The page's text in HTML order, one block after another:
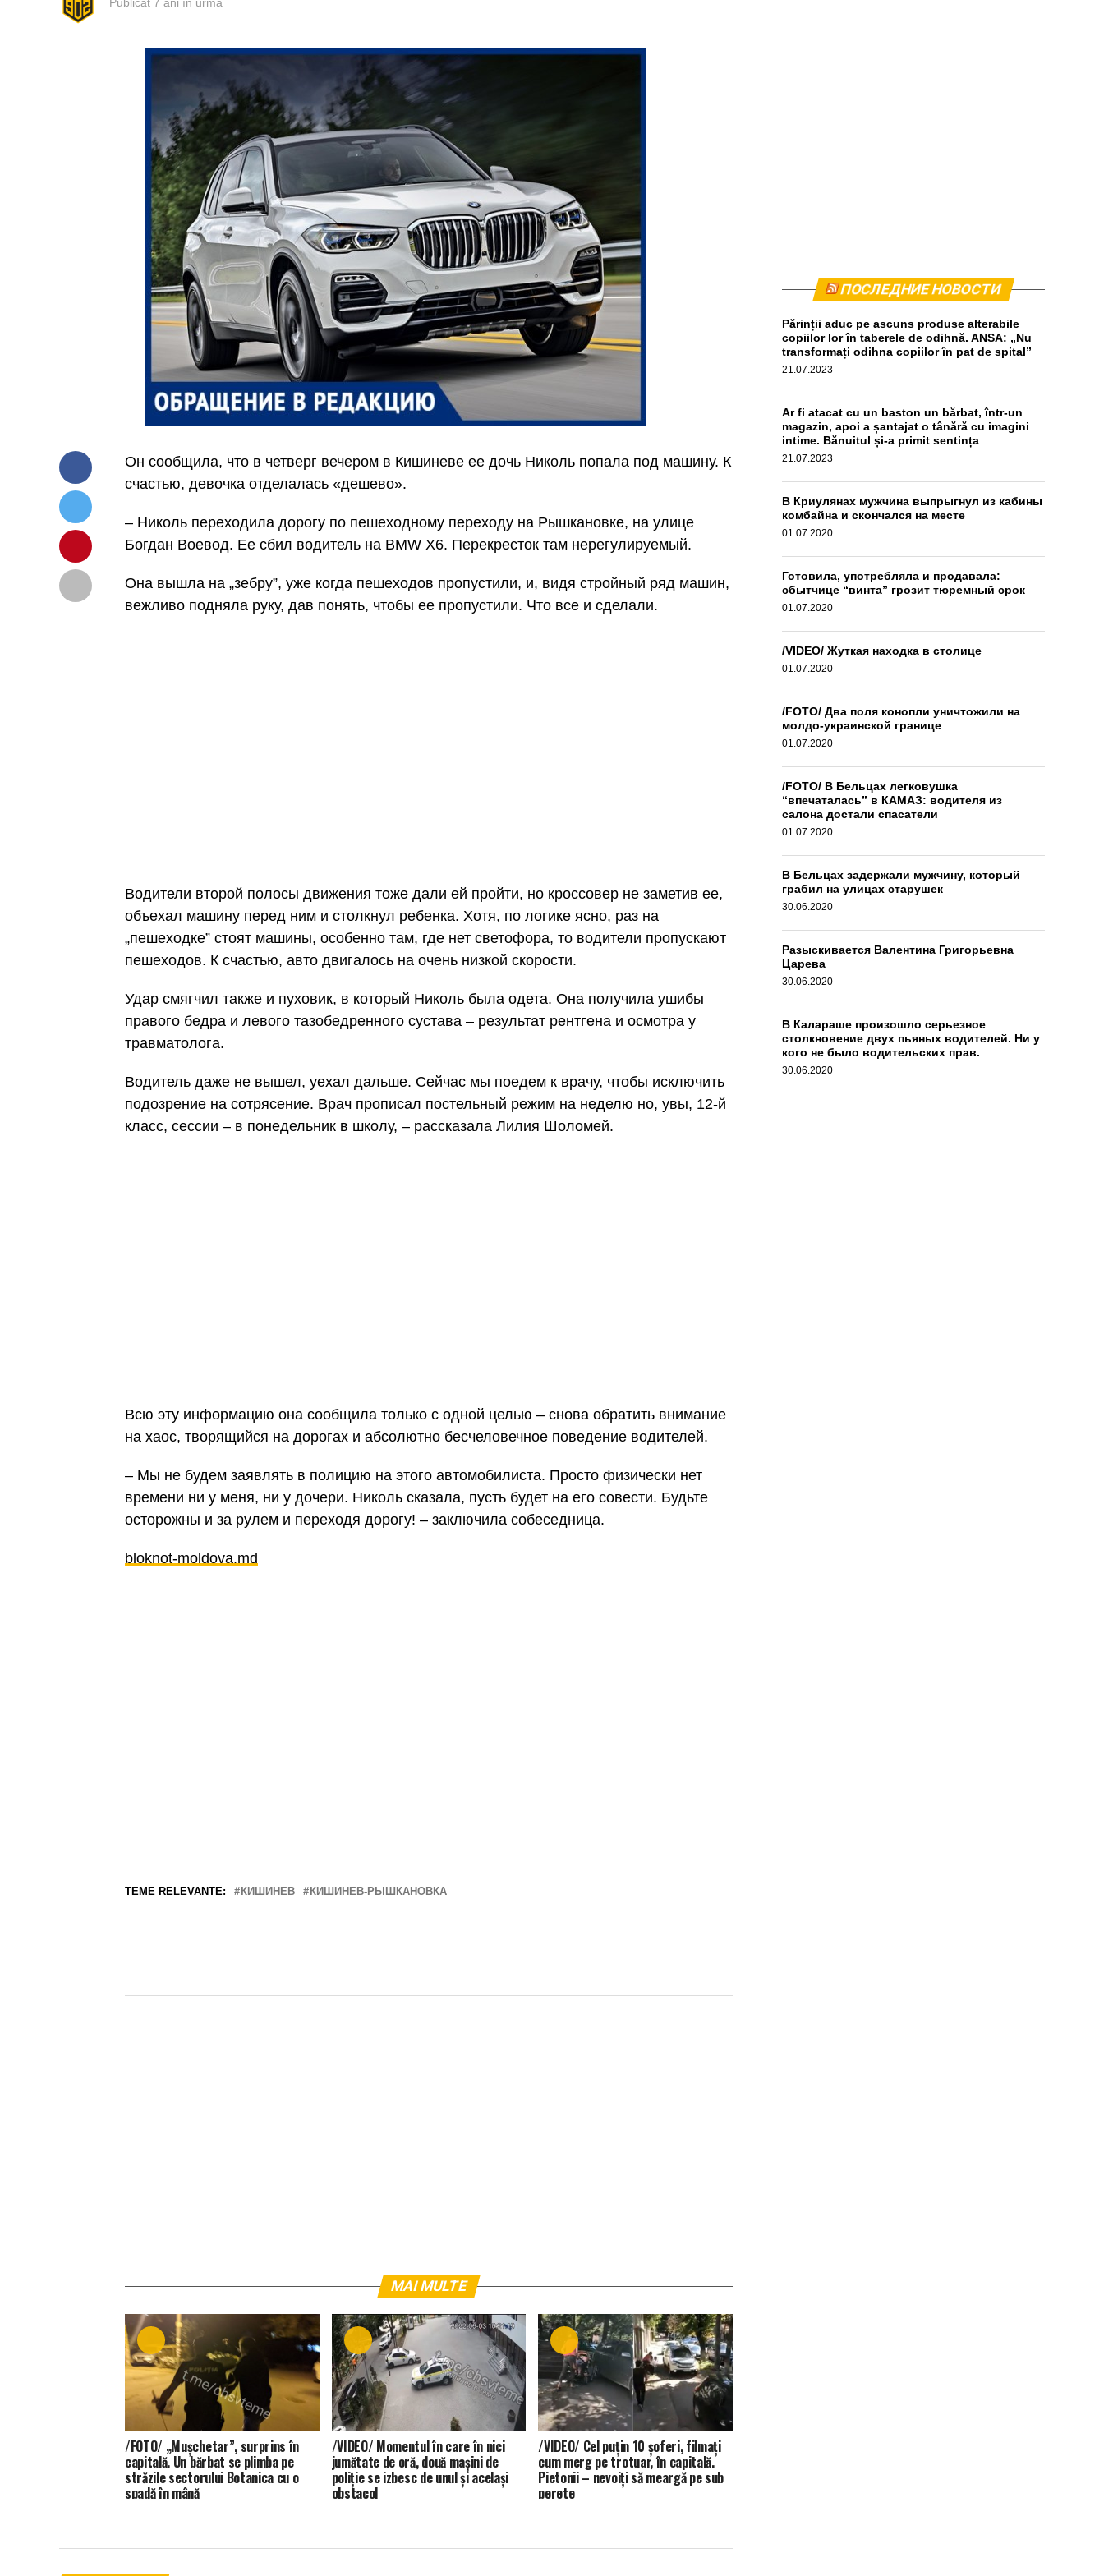
Он сообщила, что в четверг вечером в Кишиневе ее дочь Николь попала под машину. К
счастью, девочка отделалась «дешево».
– Николь переходила дорогу по пешеходному переходу на Рышкановке, на улице
Богдан Воевод. Ее сбил водитель на BMW X6. Перекресток там нерегулируемый.
Она вышла на „зебру”, уже когда пешеходов пропустили, и, видя стройный ряд машин,
вежливо подняла руку, дав понять, чтобы ее пропустили. Что все и сделали.
Водители второй полосы движения тоже дали ей пройти, но кроссовер не заметив ее,
объехал машину перед ним и столкнул ребенка. Хотя, по логике ясно, раз на
„пешеходке” стоят машины, особенно там, где нет светофора, то водители пропускают
пешеходов. К счастью, авто двигалось на очень низкой скорости.
Удар смягчил также и пуховик, в который Николь была одета. Она получила ушибы
правого бедра и левого тазобедренного сустава – результат рентгена и осмотра у
травматолога.
Водитель даже не вышел, уехал дальше. Сейчас мы поедем к врачу, чтобы исключить
подозрение на сотрясение. Врач прописал постельный режим на неделю но, увы, 12-й
класс, сессии – в понедельник в школу, – рассказала Лилия Шоломей.
Всю эту информацию она сообщила только с одной целью – снова обратить внимание
на хаос, творящийся на дорогах и абсолютно бесчеловечное поведение водителей.
– Мы не будем заявлять в полицию на этого автомобилиста. Просто физически нет
времени ни у меня, ни у дочери. Николь сказала, пусть будет на его совести. Будьте
осторожны и за рулем и переходя дорогу! – заключила собеседница.
bloknot-moldova.md
TEME RELEVANTE: КИШИНЕВ КИШИНЕВ-РЫШКАНОВКА
MAI MULTE
/FOTO/ „Mușchetar”, surprins în
capitală. Un bărbat se plimba pe
străzile sectorului Botanica cu o
spadă în mână
/VIDEO/ Momentul în care în nici
jumătate de oră, două mașini de
poliție se izbesc de unul și același
obstacol
/VIDEO/ Cel puțin 10 șoferi, filmați
cum merg pe trotuar, în capitală.
Pietonii – nevoiți să meargă pe sub
perete
ПОСЛЕДНИЕ НОВОСТИ
Părinții aduc pe ascuns produse alterabile
copiilor lor în taberele de odihnă. ANSA: „Nu
transformați odihna copiilor în pat de spital”
21.07.2023
Ar fi atacat cu un baston un bărbat, într-un
magazin, apoi a șantajat o tânără cu imagini
intime. Bănuitul și-a primit sentința
21.07.2023
В Криулянах мужчина выпрыгнул из кабины
комбайна и скончался на месте
01.07.2020
Готовила, употребляла и продавала:
сбытчице “винта” грозит тюремный срок
01.07.2020
/VIDEO/ Жуткая находка в столице
01.07.2020
/FOTO/ Два поля конопли уничтожили на
молдо-украинской границе
01.07.2020
/FOTO/ В Бельцах легковушка
“впечаталась” в КАМАЗ: водителя из
салона достали спасатели
01.07.2020
В Бельцах задержали мужчину, который
грабил на улицах старушек
30.06.2020
Разыскивается Валентина Григорьевна
Царева
30.06.2020
В Калараше произошло серьезное
столкновение двух пьяных водителей. Ни у
кого не было водительских прав.
30.06.2020